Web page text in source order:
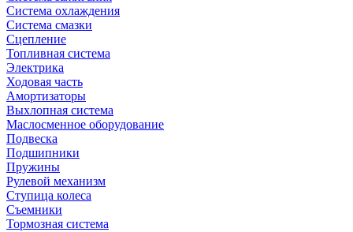
Система охлаждения
Система смазки
Сцепление
Топливная система
Электрика
Ходовая часть
Амортизаторы
Выхлопная система
Маслосменное оборудование
Подвеска
Подшипники
Пружины
Рулевой механизм
Ступица колеса
Съемники
Тормозная система